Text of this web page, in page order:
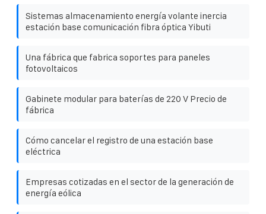
Sistemas almacenamiento energía volante inercia
estación base comunicación fibra óptica Yibuti
Una fábrica que fabrica soportes para paneles
fotovoltaicos
Gabinete modular para baterías de 220 V Precio de
fábrica
Cómo cancelar el registro de una estación base
eléctrica
Empresas cotizadas en el sector de la generación de
energía eólica